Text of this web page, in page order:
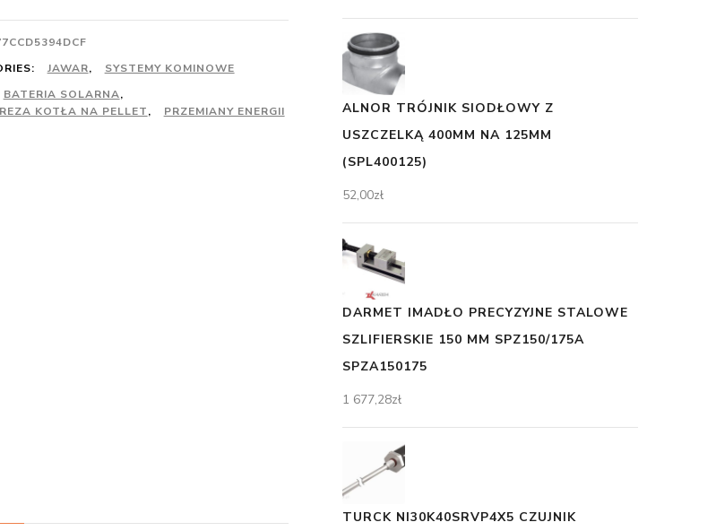
JAWAR,
SYSTEMY KOMINOWE
BATERIA SOLARNA,
KOTŁA NA PELLET, PRZEMIANY ENERGII
ALNOR TRÓJNIK SIODŁOWY Z
USZCZELKĄ 400MM NA 125MM
(SPL400125)
52,00zł
DARMET IMADŁO PRECYZYJNE STALOWE
SZLIFIERSKIE 150 MM SPZ150/175A
SPZA150175
1 677,28zł
TURCK NI30K40SRVP4X5 CZUJNIK